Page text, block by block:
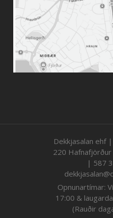
Dekkjasalan ehf
220
| 587
Opnunartímar:
17:00 &
(Rauðir